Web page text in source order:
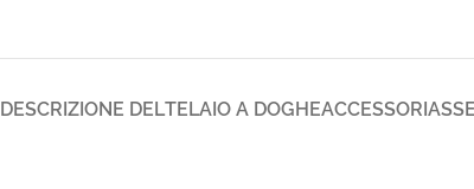
DESCRIZIONE DELTELAIO A DOGHEACCESSORI